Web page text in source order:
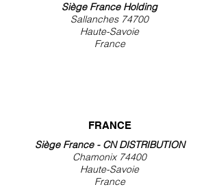
Siège France Holding
Sallanches 74700
Haute-Savoie
France
FRANCE
Siège France - CN DISTRIBUTION
Chamonix 74400
Haute-Savoie
France